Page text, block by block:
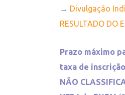
→ Divulgação
RESULTADO DO
Prazo máximo
taxa de
NÃO